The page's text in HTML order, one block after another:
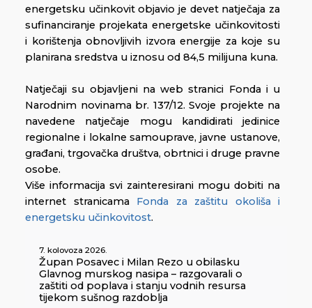
energetsku učinkovit objavio je devet natječaja za
sufinanciranje projekata energetske učinkovitosti
i korištenja obnovljivih izvora energije za koje su
planirana sredstva u iznosu od 84,5 milijuna kuna.
Natječaji su objavljeni na web stranici Fonda i u
Narodnim novinama br. 137/12. Svoje projekte na
navedene natječaje mogu kandidirati jedinice
regionalne i lokalne samouprave, javne ustanove,
građani, trgovačka društva, obrtnici i druge pravne
osobe.
Više informacija svi zainteresirani mogu dobiti na
internet stranicama Fonda za zaštitu okoliša i
energetsku učinkovitost.
7. kolovoza 2026.
Župan Posavec i Milan Rezo u obilasku
Glavnog murskog nasipa – razgovarali o
zaštiti od poplava i stanju vodnih resursa
tijekom sušnog razdoblja